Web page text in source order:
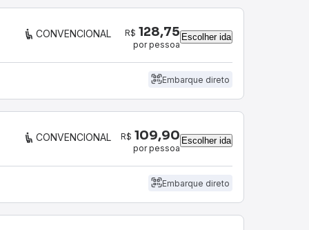
CONVENCIONAL R$ 128,75
por pessoa
Escolher ida
Embarque direto
CONVENCIONAL R$ 109,90
por pessoa
Escolher ida
Embarque direto